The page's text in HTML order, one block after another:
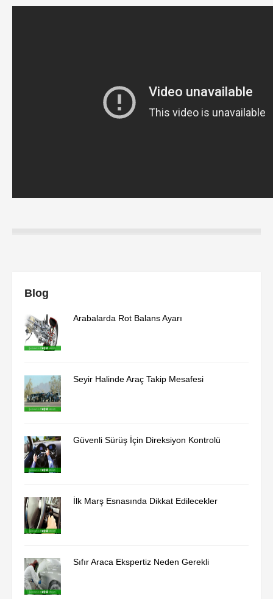
Blog
Arabalarda Rot Balans Ayarı
Seyir Halinde Araç Takip Mesafesi
Güvenli Sürüş İçin Direksiyon Kontrolü
İlk Marş Esnasında Dikkat Edilecekler
Sıfır Araca Ekspertiz Neden Gerekli